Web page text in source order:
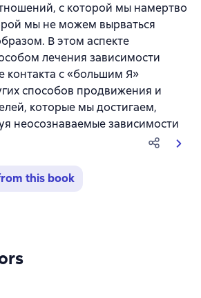
с которой мы намертво
мы не можем вырваться
В этом аспекте
лечения зависимости
контакта с «большим Я»
способов продвижения и
которые мы достигаем,
неосознаваемые зависимости
this book